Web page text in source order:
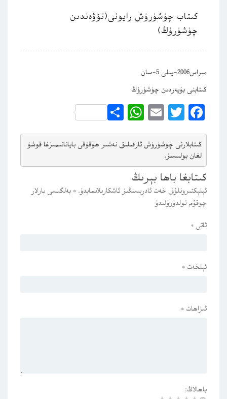
كىتاب چۈشۈرۈش رايونى(تۆۋەندىن
چۈشۈرۈڭ)
مىراس2006-يىلى 5-سان
كىتابنى بۇيەردىن چۈشۈرۈڭ
Facebook
Twitter
Email
WhatsApp
Share
كىتابلارنى چۈشۈرۈش ئارقىلىق نەشىر ھوقۇقى باياناتىمىزغا قوشۇ
لغان بولىسىز.
كىتابغا باھا بېرىڭ
ئېلېكتىرونلۇق خەت ئادرېسىڭىز ئاشكارىلانمايدۇ. * بەلگىسى بارلار
چوقۇم تولدۇرۇلىدۇ
ئاتى *
ئېلخەت *
ئىزاھات *
باھالاڭ: